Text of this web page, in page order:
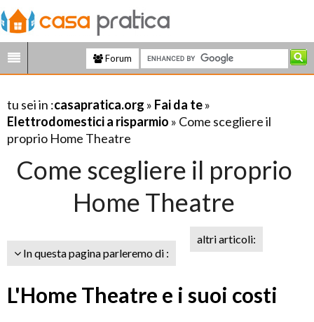
Forum
tu sei in :casapratica.org » Fai da te»
Elettrodomestici a risparmio » Come scegliere il
proprio Home Theatre
Come scegliere il proprio
Home Theatre
In questa pagina parleremo di :
altri articoli:
L'Home Theatre e i suoi costi